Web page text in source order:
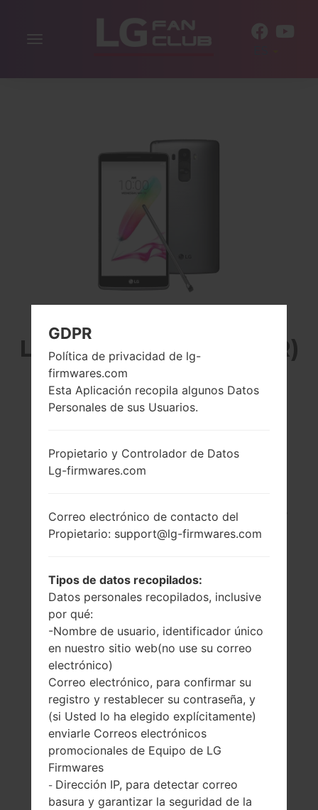
Alternar
LG H635AR (LGH635AR)
DE LA SERIE LG G4
STYLUS LTE
5.7 pulgadas
(~73.3% relación
pantalla-cuerpo)
(~258 densidad de
píxeles por
pulgada)
163 gramos (5.75
onzas)
Extraíble Li-Ion
3000 mAh
1.2 GHz Cortex-A53
Qualcomm
MSM8916
GDPR
Política de privacidad de lg-
firmwares.com
Esta Aplicación recopila algunos Datos
Personales de sus Usuarios.
Propietario y Controlador de Datos
Lg-firmwares.com
Correo electrónico de contacto del
Propietario: support@lg-firmwares.com
Tipos de datos recopilados:
Datos personales recopilados, inclusive
por qué:
-Nombre de usuario, identificador único
en nuestro sitio web(no use su correo
electrónico)
Correo electrónico, para confirmar su
registro y restablecer su contraseña, y
(si Usted lo ha elegido explícitamente)
enviarle Correos electrónicos
promocionales de Equipo de LG
Firmwares
- Dirección IP, para detectar correo
basura y garantizar la seguridad de la